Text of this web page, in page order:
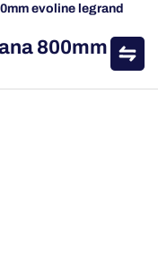
evoline legrand
800mm